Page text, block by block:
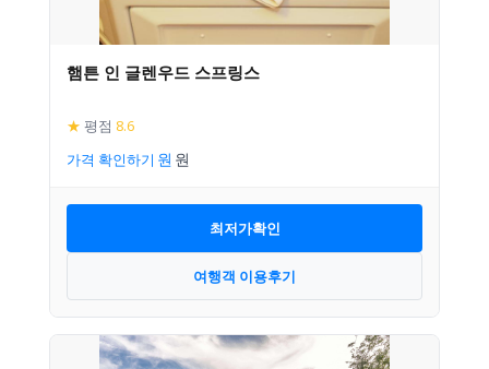
햄튼 인 글렌우드 스프링스
★ 평점 8.6
가격 확인하기
최저가확인
여행객 이용후기